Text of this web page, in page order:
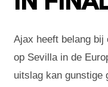
Ajax heeft belang bij
op Sevilla in de
uitslag kan gunstige